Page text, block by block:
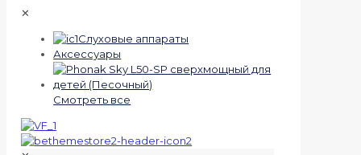
✕
Слуховые аппараты
Аксессуары
Смотреть все